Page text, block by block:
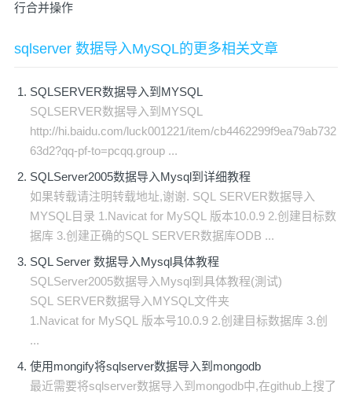
行合并操作
sqlserver 数据导入MySQL的更多相关文章
SQLSERVER数据导入到MYSQL
SQLSERVER数据导入到MYSQL
http://hi.baidu.com/luck001221/item/cb4462299f9ea79ab732
63d2?qq-pf-to=pcqq.group ...
SQLServer2005数据导入Mysql到详细教程
如果转载请注明转载地址,谢谢. SQL SERVER数据导入
MYSQL目录 1.Navicat for MySQL 版本10.0.9 2.创建目标数
据库 3.创建正确的SQL SERVER数据库ODB ...
SQL Server 数据导入Mysql具体教程
SQLServer2005数据导入Mysql到具体教程(測试)
SQL SERVER数据导入MYSQL文件夹
1.Navicat for MySQL 版本号10.0.9 2.创建目标数据库 3.创
...
使用mongify将sqlserver数据导入到mongodb
最近需要将sqlserver数据导入到mongodb中,在github上搜了